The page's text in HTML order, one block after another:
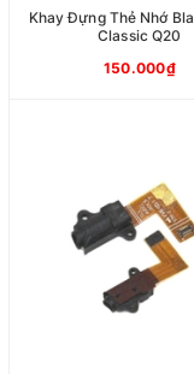
Khay Đựng Thẻ Nhớ
Classic Q20
150.000₫